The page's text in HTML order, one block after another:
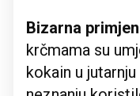
Bizarna
krčmama su
kokain u